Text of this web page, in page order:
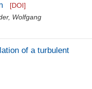
[DOI]
Wolfgang
of a turbulent